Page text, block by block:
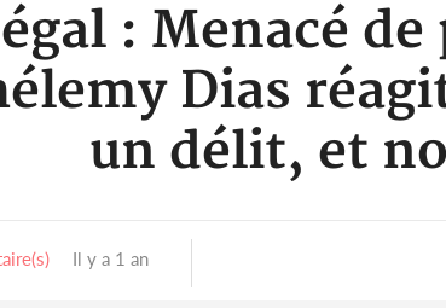
: Menacé
Dias
un délit, et
Il y a 1 an